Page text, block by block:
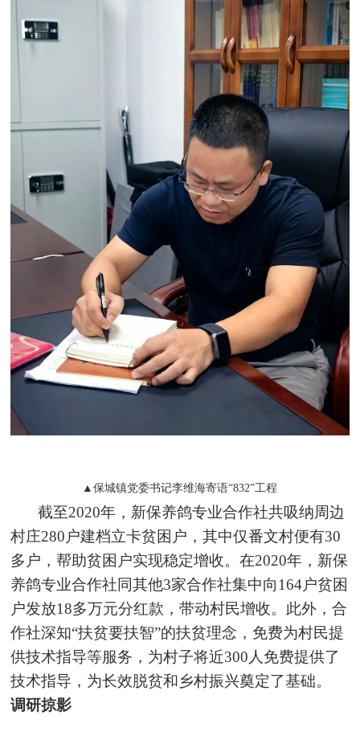
▲保城镇党委书记李维海寄语“832”工程
截至2020年，新保养鸽专业合作社共吸纳周边
村庄280户建档立卡贫困户，其中仅番文村便有30
多户，帮助贫困户实现稳定增收。在2020年，新保
养鸽专业合作社同其他3家合作社集中向164户贫困
户发放18多万元分红款，带动村民增收。此外，合
作社深知“扶贫要扶智”的扶贫理念，免费为村民提
供技术指导等服务，为村子将近300人免费提供了
技术指导，为长效脱贫和乡村振兴奠定了基础。
调研掠影